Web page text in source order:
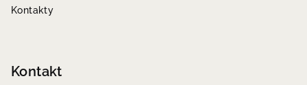
Kontakty
Kontakt